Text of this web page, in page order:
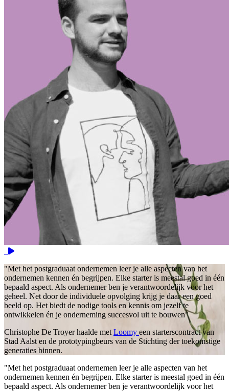
Video
"Met het postgraduaat ondernemen leer je alle aspecten van het
ondernemen kennen én begrijpen. Elke starter is meestal goed in één
bepaald aspect. Als ondernemer ben je verantwoordelijk voor het
geheel. Net door de individuele opvolging krijg je daar een goed
beeld op. Het biedt de nodige tools en kennis om jezelf te
ontwikkelen én je onderneming succesvol uit te bouwen"
Christophe De Troyer haalde met Loomy een starterscontract van
Stad Aalst en de prototypingbeurs van de Stichting der toekomstige
generaties binnen.
"Met het postgraduaat ondernemen leer je alle aspecten van het
ondernemen kennen én begrijpen. Elke starter is meestal goed in één
bepaald aspect. Als ondernemer ben je verantwoordelijk voor het